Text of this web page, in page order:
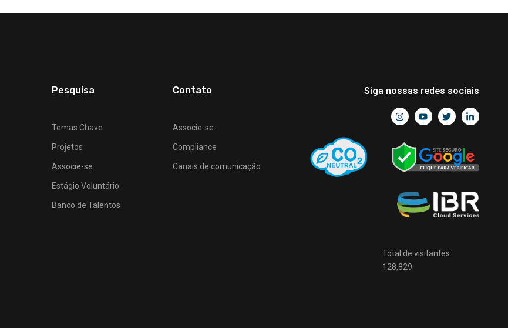
Pesquisa
Temas Chave
Projetos
Associe-se
Estágio Voluntário
Banco de Talentos
Contato
Associe-se
Compliance
Canais de comunicação
Siga nossas redes sociais
Total de visitantes:
128,829